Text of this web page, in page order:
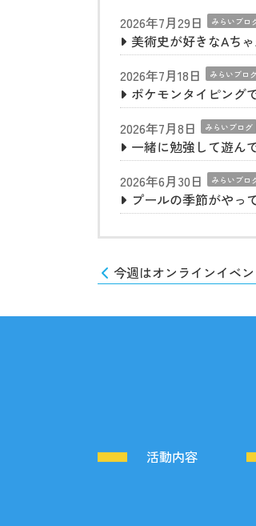
2026年7月29日
みらいブロ
美術史が好きなAち
2026年7月18日
みらいブロ
ポケモンタイピング
2026年7月8日
みらいブログ
一緒に勉強して遊ん
2026年6月30日
みらいブロ
プールの季節がやっ
今週はオンラインイベ
活動内容